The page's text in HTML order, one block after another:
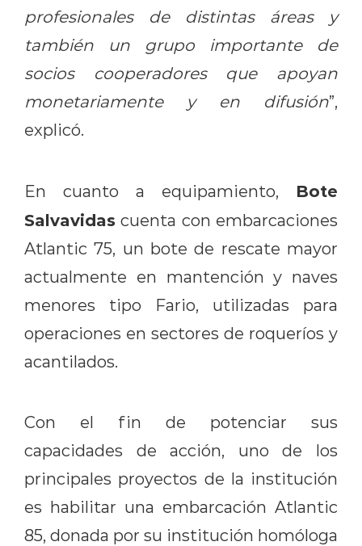
profesionales de distintas áreas y
también un grupo importante de
socios cooperadores que apoyan
monetariamente y en difusión”,
explicó.
En cuanto a equipamiento, Bote
Salvavidas cuenta con embarcaciones
Atlantic 75, un bote de rescate mayor
actualmente en mantención y naves
menores tipo Fario, utilizadas para
operaciones en sectores de roqueríos y
acantilados.
Con el fin de potenciar sus
capacidades de acción, uno de los
principales proyectos de la institución
es habilitar una embarcación Atlantic
85, donada por su institución homóloga